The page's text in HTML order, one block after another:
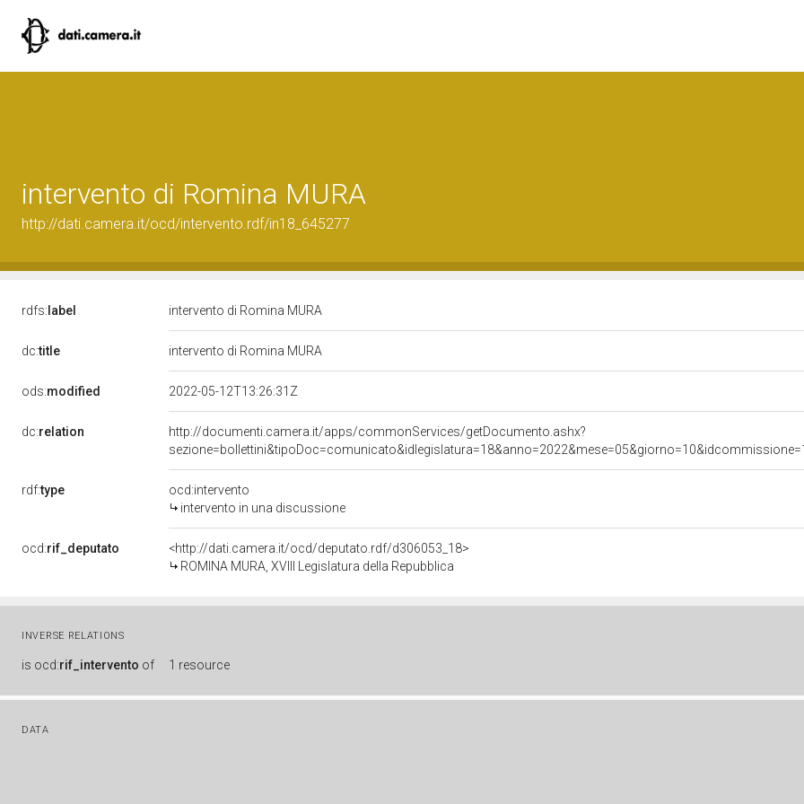
intervento di Romina MURA
http://dati.camera.it/ocd/intervento.rdf/in18_645277
rdfs: label intervento di Romina MURA
dc:title intervento di Romina MURA
ods:modified 2022-05-12T13:26:31Z
dc:relation
http://documenti.camera.it/apps/commonServices/getDocumento.ashx?
rdf:type
ocd:intervento
intervento in una discussione
ocd:rif_deputato
<http://dati.camera.it/ocd/deputato.rdf/d306053_18>
ROMINA MURA, XVIII Legislatura della Repubblica
INVERSE RELATIONS
is ocd:rif_intervento of 1 resource
DATA